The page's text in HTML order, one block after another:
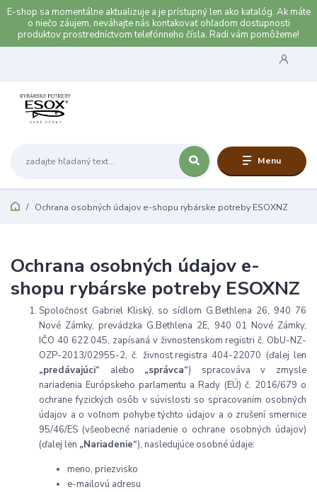
E-shop sa momentálne aktualizuje a je prístupný len ako katalóg. Ak máte
o niečo záujem, neváhajte nás kontakovať ohľadom dostupnosti
produktov prostredníctvom telefónneho čísla. Radi vám pomôžeme!
Menu
Ochrana osobných údajov e-shopu rybárske potreby ESOXNZ
Ochrana osobných údajov e-
shopu rybárske potreby ESOXNZ
Spoločnosť Gabriel Kliský, so sídlom G.Bethlena 26, 940 76
Nové Zámky, prevádzka G.Bethlena 2E, 940 01 Nové Zámky,
IČO 40 622 045, zapísaná v živnostenskom registri č. ObU-NZ-
OZP-2013/02955-2, č. živnost.registra 404-22070 (ďalej len
„predávajúci“ alebo „správca“) spracováva v zmysle
nariadenia Európskeho parlamentu a Rady (EÚ) č. 2016/679 o
ochrane fyzických osôb v súvislosti so spracovaním osobných
údajov a o voľnom pohybe týchto údajov a o zrušení smernice
95/46/ES (všeobecné nariadenie o ochrane osobných údajov)
(ďalej len „Nariadenie“), nasledujúce osobné údaje:
meno, priezvisko
e-mailovú adresu